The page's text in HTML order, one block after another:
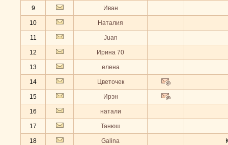
9 Иван
10 Наталия
11 Juan
12 Ирина 70
13 елена
14 Цветочек
15 Ирэн
16 натали
17 Танюш
18 Galina